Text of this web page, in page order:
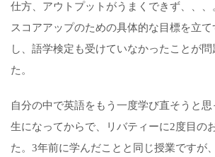
仕方、アウトプットがうまくできず、、、
スコアアップのための具体的な目標を立
し、語学検定も受けていなかったことが
た。
自分の中で英語をもう一度学び直そうと
生になってからで、リバティーに2度目の
た。3年前に学んだことと同じ授業ですが